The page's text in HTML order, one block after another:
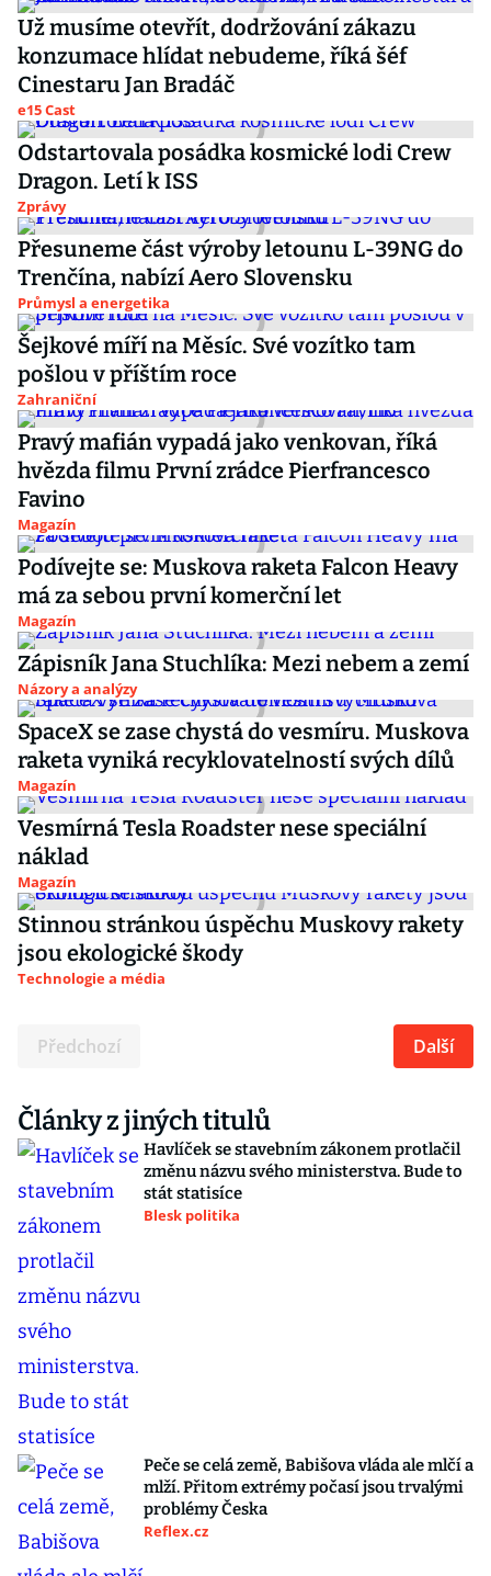
Už musíme otevřít, dodržování zákazu
konzumace hlídat nebudeme, říká šéf
Cinestaru Jan Bradáč
e15 Cast
Odstartovala posádka kosmické lodi Crew
Dragon. Letí k ISS
Zprávy
Přesuneme část výroby letounu L-39NG do
Trenčína, nabízí Aero Slovensku
Průmysl a energetika
Šejkové míří na Měsíc. Své vozítko tam
pošlou v příštím roce
Zahraniční
Pravý mafián vypadá jako venkovan, říká
hvězda filmu První zrádce Pierfrancesco
Favino
Magazín
Podívejte se: Muskova raketa Falcon Heavy
má za sebou první komerční let
Magazín
Zápisník Jana Stuchlíka: Mezi nebem a zemí
Názory a analýzy
SpaceX se zase chystá do vesmíru. Muskova
raketa vyniká recyklovatelností svých dílů
Magazín
Vesmírná Tesla Roadster nese speciální
náklad
Magazín
Stinnou stránkou úspěchu Muskovy rakety
jsou ekologické škody
Technologie a média
Předchozí Další
Články z jiných titulů
Havlíček se stavebním zákonem protlačil
změnu názvu svého ministerstva. Bude to
stát statisíce
Blesk politika
Peče se celá země, Babišova vláda ale mlčí a
mlží. Přitom extrémy počasí jsou trvalými
problémy Česka
Reflex.cz